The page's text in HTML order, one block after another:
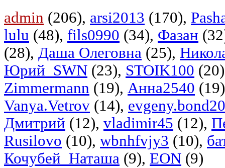
admin (206), arsi2013 (170),
lulu (48), fils0990 (34), Фазан
(28), Даша Олеговна (25),
Юрий_SWN (23), STOIK100
Zimmermann (19), Анна2540
Vanya.Vetrov (14),
Дмитрий (12), vladimir45 (12),
Rusilovo (10), wbnhfvjy3 (10),
Кочубей_Наташа (9), EON (9)